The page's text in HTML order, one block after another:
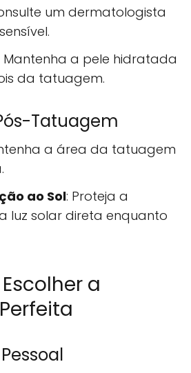
um dermatologista
Mantenha a pele hidratada
da tatuagem.
Tatuagem
a área da tatuagem
ao Sol: Proteja a
luz solar direta enquanto
a